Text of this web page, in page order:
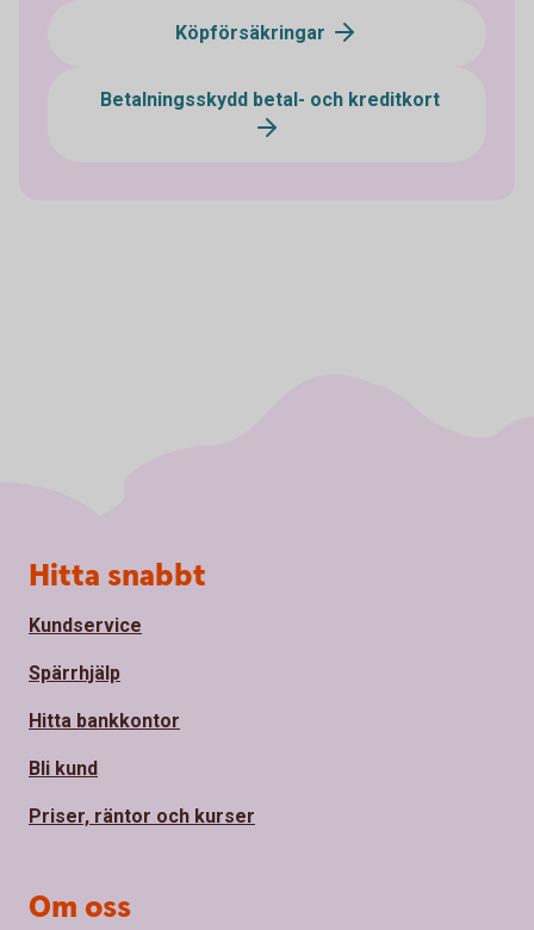
Köpförsäkringar
Betalningsskydd betal- och kreditkort
Sidfot
Hitta snabbt
Kundservice
Spärrhjälp
Hitta bankkontor
Bli kund
Priser, räntor och kurser
Om oss